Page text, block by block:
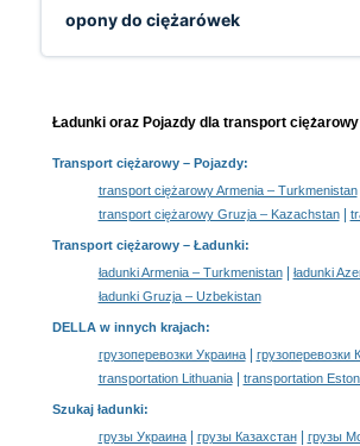
opony do ciężarówek
Ładunki oraz Pojazdy dla transport
Transport ciężarowy– Pojazdy:
transport ciężarowy Armenia – Turkmenistan|
transport ciężarowy Gruzja – Kazachstan|
Transport ciężarowy – Ładunki:
ładunki Armenia – Turkmenistan| ładunki
ładunki Gruzja – Uzbekistan
DELLA w innych krajach:
грузоперевозки Украина| грузоперевозки
transportation Lithuania| transportation
Szukaj ładunki:
грузы Украина| грузы Казахстан| грузы